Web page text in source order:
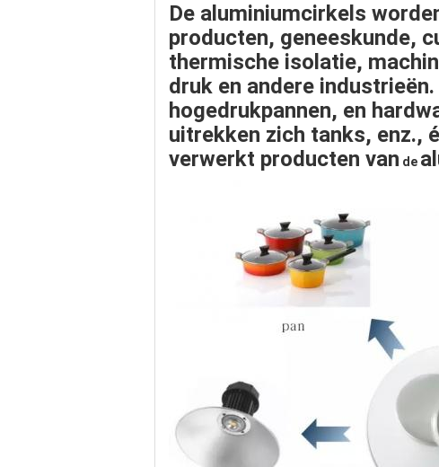
De aluminiumcirkels
producten, geneeskunde,
thermische isolatie,
druk en andere
hogedrukpannen, en
uitrekken zich tanks, enz.,
verwerkt producten van de